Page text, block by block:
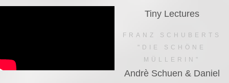
Tiny Lectures
FRANZ SCHUBERTS
"DIE SCHÖNE
MÜLLERIN"
Andrè Schuen & Daniel